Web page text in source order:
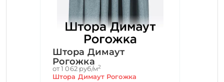
Штора Димаут
Рогожка
от 1 062 руб/м2
Штора Димаут Рогожка